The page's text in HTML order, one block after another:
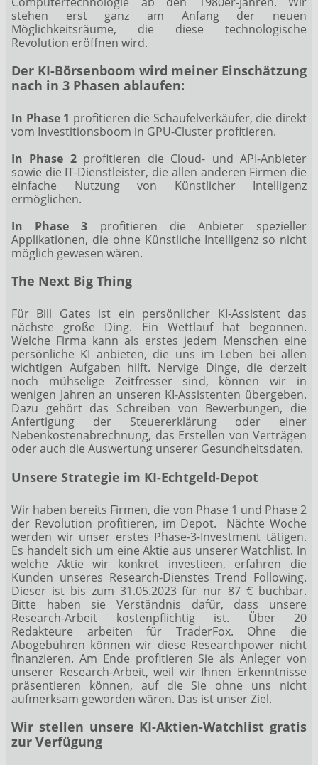
stehen erst ganz am Anfang der neuen
Möglichkeitsräume, die diese technologische
Revolution eröffnen wird.
Der KI-Börsenboom wird meiner Einschätzung
nach in 3 Phasen ablaufen:
In Phase 1 profitieren die Schaufelverkäufer, die direkt
vom Investitionsboom in GPU-Cluster profitieren.
In Phase 2profitieren die Cloud- und API-Anbieter
sowie die IT-Dienstleister, die allen anderen Firmen die
einfache Nutzung von Künstlicher Intelligenz
ermöglichen.
In Phase 3 profitieren die Anbieter spezieller
Applikationen, die ohne Künstliche Intelligenz so nicht
möglich gewesen wären.
The Next Big Thing
Für Bill Gates ist ein persönlicher KI-Assistent das
nächste große Ding. Ein Wettlauf hat begonnen.
Welche Firma kann als erstes jedem Menschen eine
persönliche KI anbieten, die uns im Leben bei allen
wichtigen Aufgaben hilft. Nervige Dinge, die derzeit
noch mühselige Zeitfresser sind, können wir in
wenigen Jahren an unseren KI-Assistenten übergeben.
Dazu gehört das Schreiben von Bewerbungen, die
Anfertigung der Steuererklärung oder einer
Nebenkostenabrechnung, das Erstellen von Verträgen
oder auch die Auswertung unserer Gesundheitsdaten.
Unsere Strategie im KI-Echtgeld-Depot
Wir haben bereits Firmen, die von Phase 1 und Phase 2
der Revolution profitieren, im Depot. Nächte Woche
werden wir unser erstes Phase-3-Investment tätigen.
Es handelt sich um eine Aktie aus unserer Watchlist. In
welche Aktie wir konkret investieen, erfahren die
Kunden unseres Research-Dienstes Trend Following.
Dieser ist bis zum 31.05.2023 für nur 87 € buchbar.
Bitte haben sie Verständnis dafür, dass unsere
Research-Arbeit kostenpflichtig ist. Über 20
Redakteure arbeiten für TraderFox. Ohne die
Abogebühren können wir diese Researchpower nicht
finanzieren. Am Ende profitieren Sie als Anleger von
unserer Research-Arbeit, weil wir Ihnen Erkenntnisse
präsentieren können, auf die Sie ohne uns nicht
aufmerksam geworden wären. Das ist unser Ziel.
Wir stellen unsere KI-Aktien-Watchlist gratis
zur Verfügung